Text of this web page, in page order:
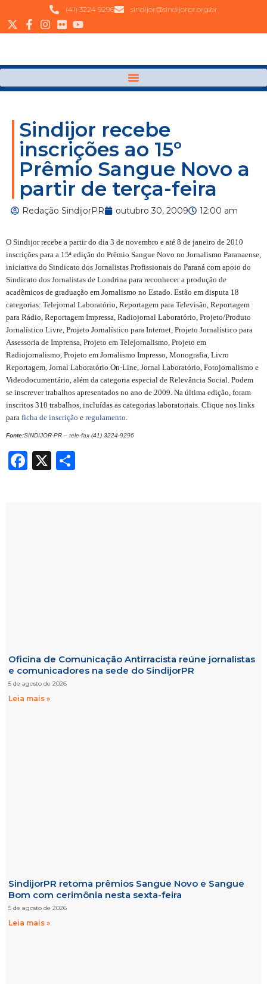
(41) 3224 9296 sindijor@sindijorpr.org.br
Sindijor recebe
inscrições ao 15º
Prêmio Sangue Novo a
partir de terça-feira
Redação SindijorPR outubro 30, 2009 12:00 am
O Sindijor recebe a partir do dia 3 de novembro e até 8 de janeiro de 2010
inscrições para a 15ª edição do Prêmio Sangue Novo no Jornalismo Paranaense,
iniciativa do Sindicato dos Jornalistas Profissionais do Paraná com apoio do
Sindicato dos Jornalistas de Londrina para reconhecer a produção de
acadêmicos de graduação em Jornalismo no Estado. Estão em disputa 18
categorias: Telejornal Laboratório, Reportagem para Televisão, Reportagem
para Rádio, Reportagem Impressa, Radiojornal Laboratório, Projeto/Produto
Jornalístico Livre, Projeto Jornalístico para Internet, Projeto Jornalístico para
Assessoria de Imprensa, Projeto em Telejornalismo, Projeto em
Radiojornalismo, Projeto em Jornalismo Impresso, Monografia, Livro
Reportagem, Jornal Laboratório On-Line, Jornal Laboratório, Fotojornalismo e
Videodocumentário, além da categoria especial de Relevância Social. Podem
se inscrever trabalhos apresentados no ano de 2009. Na última edição, foram
inscritos 310 trabalhos, incluídas as categorias laboratoriais. Clique nos links
para ficha de inscrição e regulamento
Fonte:SINDIJOR-PR – tele-fax (41) 3224-9296
Facebook
X
Oficina de Comunicação Antirracista reúne jornalistas
e comunicadores na sede do SindijorPR
5 de agosto de 2026
Leia mais »
SindijorPR retoma prêmios Sangue Novo e Sangue
Bom com cerimônia nesta sexta-feira
5 de agosto de 2026
Leia mais »